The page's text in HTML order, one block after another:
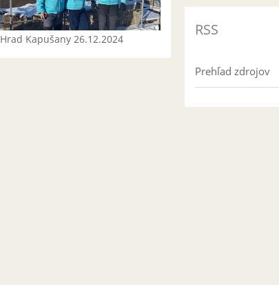
Hrad Kapušany 26.12.2024
RSS
Prehľad zdrojov